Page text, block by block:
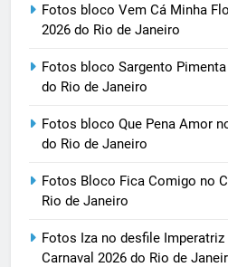
Fotos bloco Vem Cá Minha
2026 do Rio de Janeiro
Fotos bloco Sargento
do Rio de Janeiro
Fotos bloco Que Pena Amor
do Rio de Janeiro
Fotos Bloco Fica Comigo no
Rio de Janeiro
Fotos Iza no desfile
Carnaval 2026 do Rio de